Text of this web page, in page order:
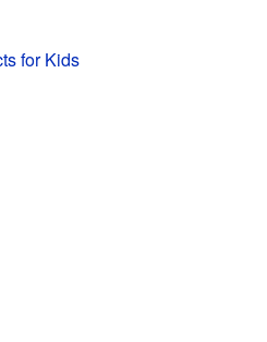
for Kids